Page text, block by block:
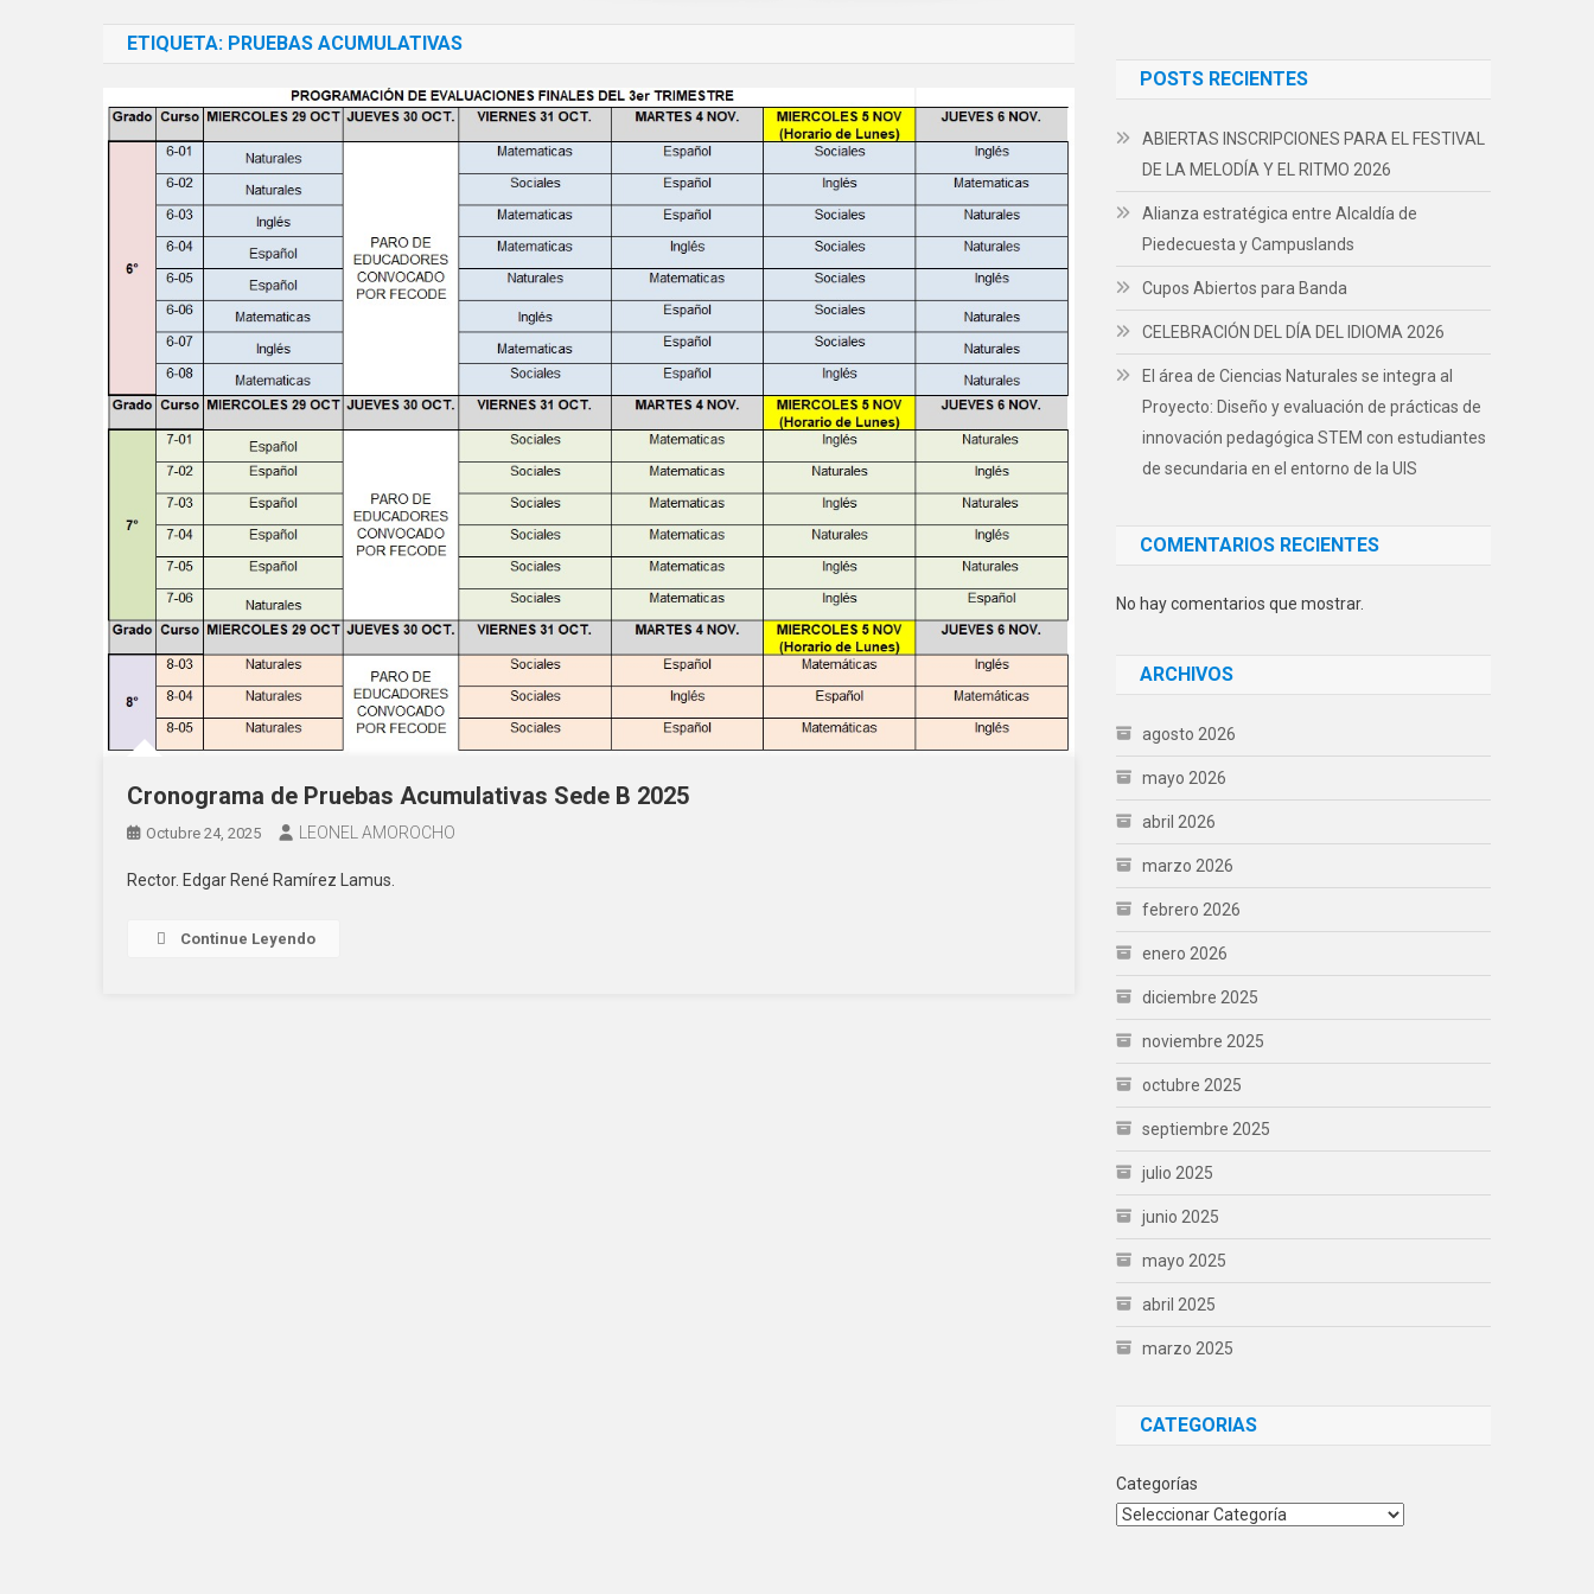
ETIQUETA: PRUEBAS ACUMULATIVAS
Cronograma de Pruebas Acumulativas Sede B 2025
Octubre 24, 2025 LEONEL AMOROCHO
Rector. Edgar René Ramírez Lamus.
Continue Leyendo
POSTS RECIENTES
ABIERTAS INSCRIPCIONES PARA EL FESTIVAL
DE LA MELODÍA Y EL RITMO 2026
Alianza estratégica entre Alcaldía de
Piedecuesta y Campuslands
Cupos Abiertos para Banda
CELEBRACIÓN DEL DÍA DEL IDIOMA 2026
El área de Ciencias Naturales se integra al
Proyecto: Diseño y evaluación de prácticas de
innovación pedagógica STEM con estudiantes
de secundaria en el entorno de la UIS
COMENTARIOS RECIENTES
No hay comentarios que mostrar.
ARCHIVOS
agosto 2026
mayo 2026
abril 2026
marzo 2026
febrero 2026
enero 2026
diciembre 2025
noviembre 2025
octubre 2025
septiembre 2025
julio 2025
junio 2025
mayo 2025
abril 2025
marzo 2025
CATEGORIAS
Categorías